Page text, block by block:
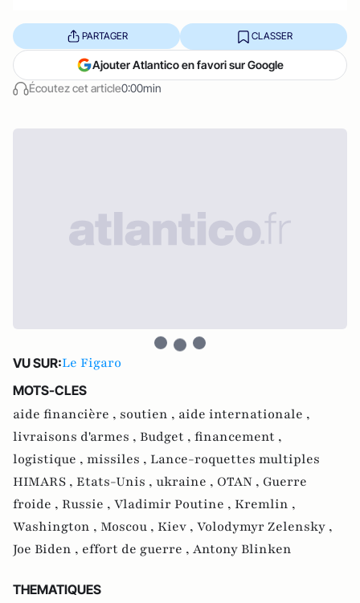
Écoutez cet article0:00min
PARTAGER CLASSER
Ajouter Atlantico en favori sur Google
VU SUR:Le Figaro
MOTS-CLES
aide financière , soutien , aide internationale ,
livraisons d'armes , Budget , financement ,
logistique , missiles , Lance-roquettes multiples
HIMARS , Etats-Unis , ukraine , OTAN , Guerre
froide , Russie , Vladimir Poutine , Kremlin ,
Washington , Moscou , Kiev , Volodymyr Zelensky ,
Joe Biden , effort de guerre , Antony Blinken
THEMATIQUES